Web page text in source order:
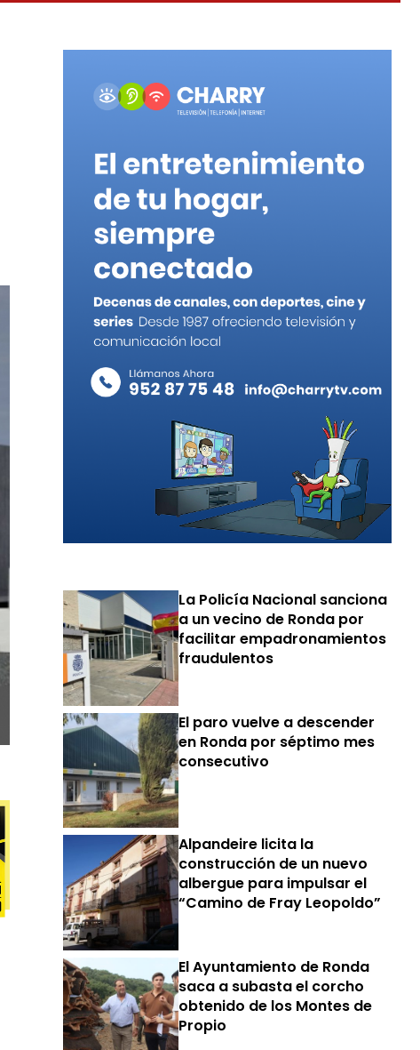
La Policía Nacional sanciona
a un vecino de Ronda por
facilitar empadronamientos
fraudulentos
El paro vuelve a descender
en Ronda por séptimo mes
consecutivo
Alpandeire licita la
construcción de un nuevo
albergue para impulsar el
“Camino de Fray Leopoldo”
El Ayuntamiento de Ronda
saca a subasta el corcho
obtenido de los Montes de
Propio